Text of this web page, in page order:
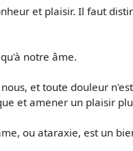
et plaisir. Il faut
notre âme.
et toute douleur
et amener un plaisir
ou ataraxie, est un